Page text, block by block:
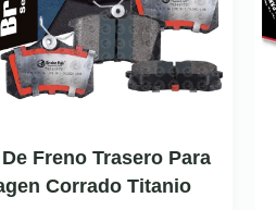
Freno Trasero Para
Corrado Titanio